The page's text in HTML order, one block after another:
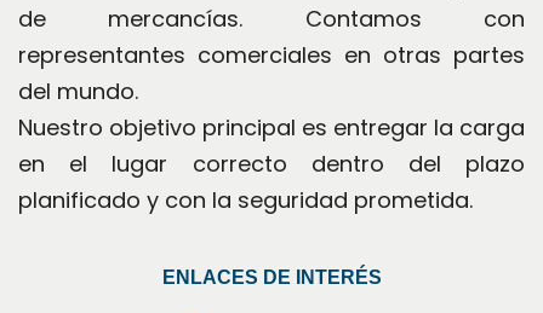
de mercancías. Contamos con
representantes comerciales en otras partes
del mundo.
Nuestro objetivo principal es entregar la carga
en el lugar correcto dentro del plazo
planificado y con la seguridad prometida.
ENLACES DE INTERÉS